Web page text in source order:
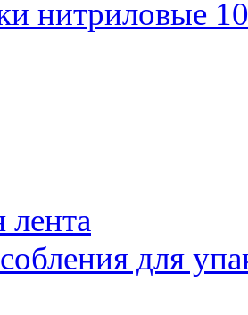
нитриловые
лента
для